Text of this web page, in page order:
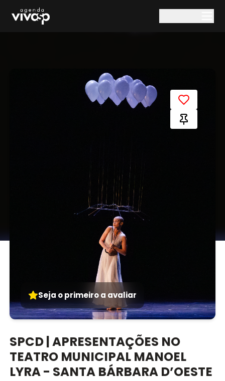
Seja o primeiro a avaliar
SPCD | APRESENTAÇÕES NO
TEATRO MUNICIPAL MANOEL
LYRA - SANTA BÁRBARA D’OESTE